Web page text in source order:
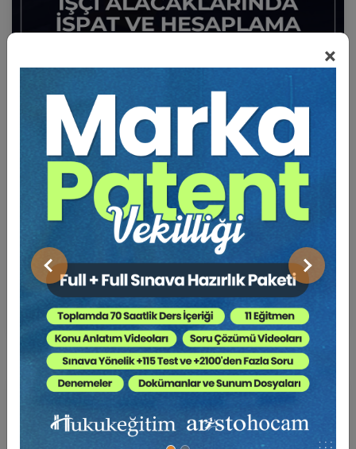
×
Önceki Sonraki
Sertifika Tekrar İzle Ekli Dosya
İşçilik Alacaklarında İspat ve Hesaplama Eğitim
Paketi (6 Eğitim)
15 EYLÜL 2026
Eğitim Tarihi Eğitim Saati
4500 TL
3750 TL Sepete Ekle